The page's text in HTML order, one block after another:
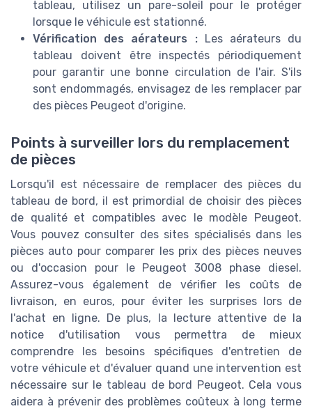
tableau, utilisez un pare-soleil pour le protéger
lorsque le véhicule est stationné.
Vérification des aérateurs :Les aérateurs du
tableau doivent être inspectés périodiquement
pour garantir une bonne circulation de l'air. S'ils
sont endommagés, envisagez de les remplacer par
des pièces Peugeot d'origine.
Points à surveiller lors du remplacement
de pièces
Lorsqu'il est nécessaire de remplacer des pièces du
tableau de bord, il est primordial de choisir des pièces
de qualité et compatibles avec le modèle Peugeot.
Vous pouvez consulter des sites spécialisés dans les
pièces auto pour comparer les prix des pièces neuves
ou d'occasion pour le Peugeot 3008 phase diesel.
Assurez-vous également de vérifier les coûts de
livraison, en euros, pour éviter les surprises lors de
l'achat en ligne. De plus, la lecture attentive de la
notice d'utilisation vous permettra de mieux
comprendre les besoins spécifiques d'entretien de
votre véhicule et d'évaluer quand une intervention est
nécessaire sur le tableau de bord Peugeot. Cela vous
aidera à prévenir des problèmes coûteux à long terme